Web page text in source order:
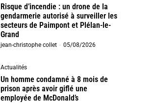
Risque d’incendie : un drone de la
gendarmerie autorisé à surveiller les
secteurs de Paimpont et Plélan-le-
Grand
jean-christophe collet - 05/08/2026
Actualités
Un homme condamné à 8 mois de
prison après avoir giflé une
employée de McDonald’s